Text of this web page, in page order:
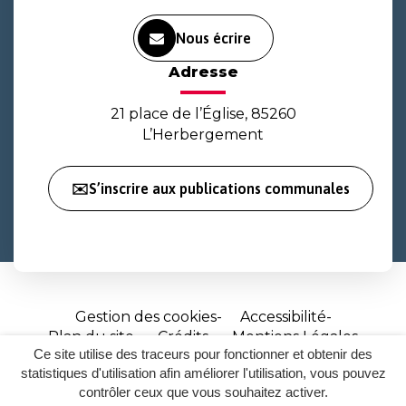
Ce site utilise des traceurs pour fonctionner et obtenir des
statistiques d'utilisation afin améliorer l'utilisation, vous pouvez
contrôler ceux que vous souhaitez activer.
Nous écrire
Adresse
21 place de l’Église, 85260
L’Herbergement
✉️S’inscrire aux publications communales
Gestion des cookies
Accessibilité
Plan du site
Crédits
Mentions Légales
Site
réalisé